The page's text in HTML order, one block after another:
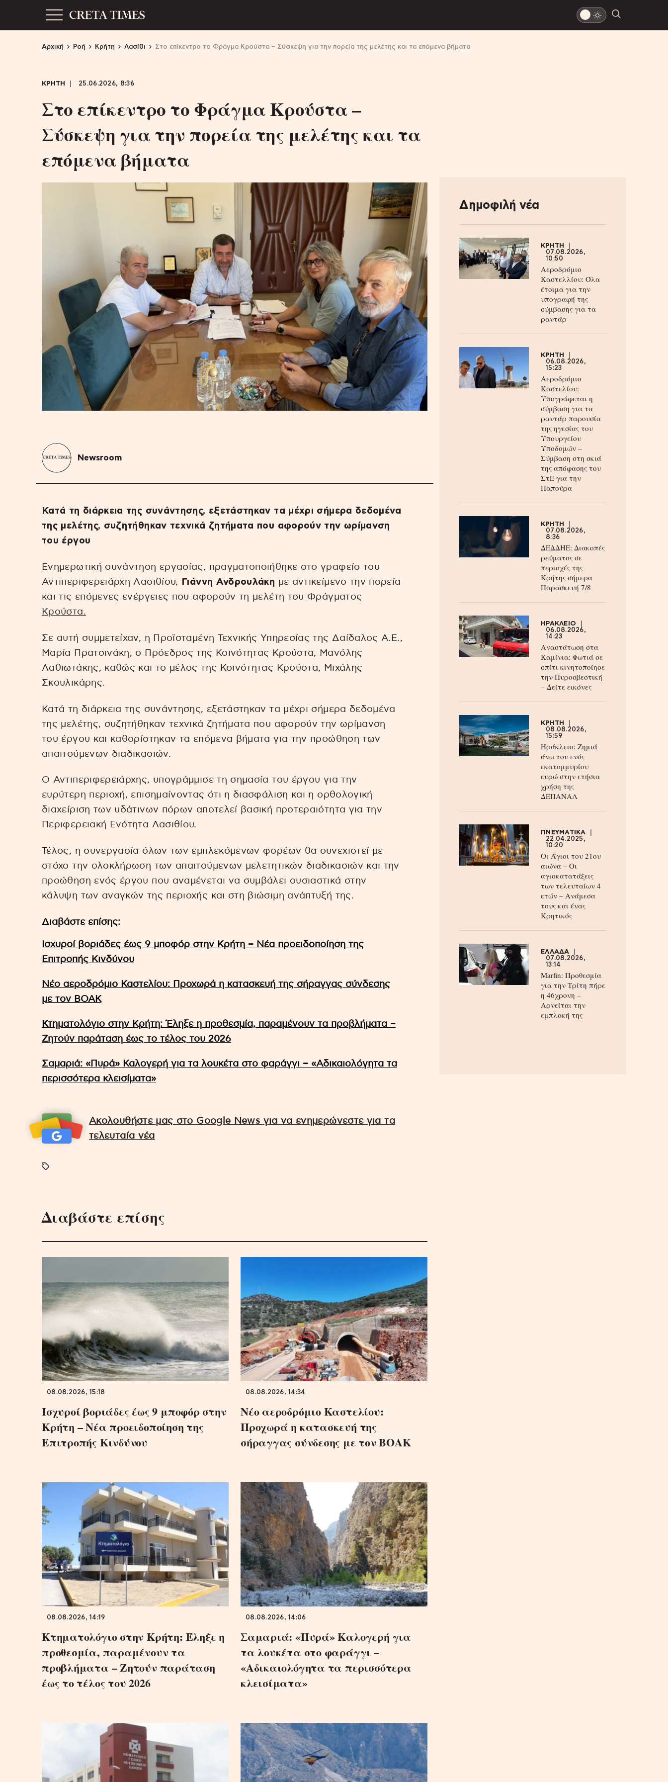
Αρχική Ροή Κρήτη Λασίθι Στο επίκεντρο το Φράγμα Κρούστα – Σύσκεψη για την πορεία της μελέτης και τα επόμενα βήματα
ΚΡΗΤΗ 25.06.2026, 8:36
Στο επίκεντρο το Φράγμα Κρούστα –
Σύσκεψη για την πορεία της μελέτης και τα
επόμενα βήματα
Newsroom
Κατά τη διάρκεια της συνάντησης, εξετάστηκαν τα μέχρι σήμερα δεδομένα
της μελέτης, συζητήθηκαν τεχνικά ζητήματα που αφορούν την ωρίμανση
του έργου
Ενημερωτική συνάντηση εργασίας, πραγματοποιήθηκε στο γραφείο του
Αντιπεριφερειάρχη Λασιθίου, Γιάννη Ανδρουλάκη με αντικείμενο την πορεία
και τις επόμενες ενέργειες που αφορούν τη μελέτη του Φράγματος
Κρούστα.
Σε αυτή συμμετείχαν, η Προϊσταμένη Τεχνικής Υπηρεσίας της Δαίδαλος Α.Ε.,
Μαρία Πρατσινάκη, ο Πρόεδρος της Κοινότητας Κρούστα, Μανόλης
Λαθιωτάκης, καθώς και το μέλος της Κοινότητας Κρούστα, Μιχάλης
Σκουλικάρης.
Κατά τη διάρκεια της συνάντησης, εξετάστηκαν τα μέχρι σήμερα δεδομένα
της μελέτης, συζητήθηκαν τεχνικά ζητήματα που αφορούν την ωρίμανση
του έργου και καθορίστηκαν τα επόμενα βήματα για την προώθηση των
απαιτούμενων διαδικασιών.
Ο Αντιπεριφερειάρχης, υπογράμμισε τη σημασία του έργου για την
ευρύτερη περιοχή, επισημαίνοντας ότι η διασφάλιση και η ορθολογική
διαχείριση των υδάτινων πόρων αποτελεί βασική προτεραιότητα για την
Περιφερειακή Ενότητα Λασιθίου.
Τέλος, η συνεργασία όλων των εμπλεκόμενων φορέων θα συνεχιστεί με
στόχο την ολοκλήρωση των απαιτούμενων μελετητικών διαδικασιών και την
προώθηση ενός έργου που αναμένεται να συμβάλει ουσιαστικά στην
κάλυψη των αναγκών της περιοχής και στη βιώσιμη ανάπτυξή της.
Διαβάστε επίσης:
Ισχυροί βοριάδες έως 9 μποφόρ στην Κρήτη – Νέα προειδοποίηση της
Επιτροπής Κινδύνου
Νέο αεροδρόμιο Καστελίου: Προχωρά η κατασκευή της σήραγγας σύνδεσης
με τον ΒΟΑΚ
Κτηματολόγιο στην Κρήτη: Έληξε η προθεσμία, παραμένουν τα προβλήματα –
Ζητούν παράταση έως το τέλος του 2026
Σαμαριά: «Πυρά» Καλογερή για τα λουκέτα στο φαράγγι – «Αδικαιολόγητα τα
περισσότερα κλεισίματα»
Ακολουθήστε μας στο Google News για να ενημερώνεστε για τα
τελευταία νέα
Διαβάστε επίσης
08.08.2026, 15:18
Ισχυροί βοριάδες έως 9 μποφόρ στην
Κρήτη – Νέα προειδοποίηση της
Επιτροπής Κινδύνου
08.08.2026, 14:34
Νέο αεροδρόμιο Καστελίου:
Προχωρά η κατασκευή της
σήραγγας σύνδεσης με τον ΒΟΑΚ
08.08.2026, 14:19
Κτηματολόγιο στην Κρήτη: Έληξε η
προθεσμία, παραμένουν τα
προβλήματα – Ζητούν παράταση
έως το τέλος του 2026
08.08.2026, 14:06
Σαμαριά: «Πυρά» Καλογερή για
τα λουκέτα στο φαράγγι –
«Αδικαιολόγητα τα περισσότερα
κλεισίματα»
Δημοφιλή νέα
ΚΡΗΤΗ
07.08.2026,
10:50
Αεροδρόμιο
Καστελλίου: Όλα
έτοιμα για την
υπογραφή της
σύμβασης για τα
ραντάρ
ΚΡΗΤΗ
06.08.2026,
15:23
Αεροδρόμιο
Καστελίου:
Υπογράφεται η
σύμβαση για τα
ραντάρ παρουσία
της ηγεσίας του
Υπουργείου
Υποδομών –
Σύμβαση στη σκιά
της απόφασης του
ΣτΕ για την
Παπούρα
ΚΡΗΤΗ
07.08.2026,
8:36
ΔΕΔΔΗΕ: Διακοπές
ρεύματος σε
περιοχές της
Κρήτης σήμερα
Παρασκευή 7/8
ΗΡΑΚΛΕΙΟ
06.08.2026,
14:23
Αναστάτωση στα
Καμίνια: Φωτιά σε
σπίτι κινητοποίησε
την Πυροσβεστική
– Δείτε εικόνες
ΚΡΗΤΗ
08.08.2026,
15:59
Ηράκλειο: Ζημιά
άνω του ενός
εκατομμυρίου
ευρώ στην ετήσια
χρήση της
ΔΕΠΑΝΑΛ
ΠΝΕΥΜΑΤΙΚΑ
22.04.2025,
10:20
Οι Άγιοι του 21ου
αιώνα – Οι
αγιοκατατάξεις
των τελευταίων 4
ετών – Ανάμεσα
τους και ένας
Κρητικός
ΕΛΛΑΔΑ
07.08.2026,
13:14
Marfin: Προθεσμία
για την Τρίτη πήρε
η 46χρονη –
Aρνείται την
εμπλοκή της